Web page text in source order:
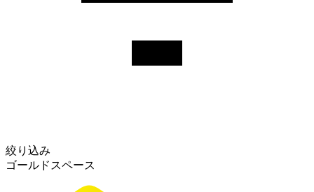
絞り込み
ゴールドスペース